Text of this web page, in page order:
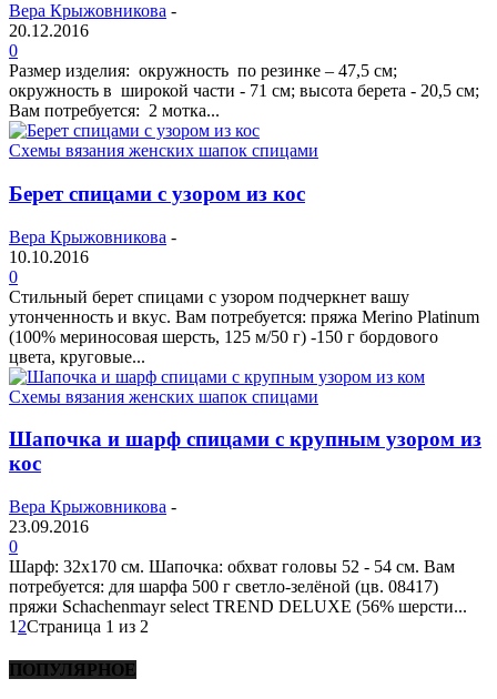
Вера Крыжовникова -
20.12.2016
0
Размер изделия: окружность по резинке – 47,5 см;
окружность в широкой части - 71 см; высота берета - 20,5 см;
Вам потребуется: 2 мотка...
Схемы вязания женских шапок спицами
Берет спицами с узором из кос
Вера Крыжовникова -
10.10.2016
0
Стильный берет спицами с узором подчеркнет вашу
утонченность и вкус. Вам потребуется: пряжа Merino Platinum
(100% мериносовая шерсть, 125 м/50 г) -150 г бордового
цвета, круговые...
Схемы вязания женских шапок спицами
Шапочка и шарф спицами с крупным узором из
кос
Вера Крыжовникова -
23.09.2016
0
Шарф: 32x170 см. Шапочка: обхват головы 52 - 54 см. Вам
потребуется: для шарфа 500 г светло-зелёной (цв. 08417)
пряжи Schachenmayr select TREND DELUXE (56% шерсти...
1 2Страница 1 из 2
ПОПУЛЯРНОЕ